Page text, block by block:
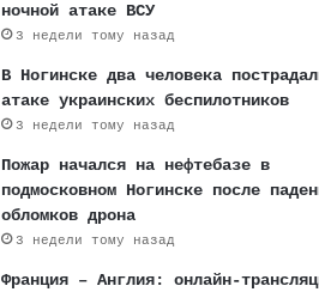
ночной атаке ВСУ
3 недели тому назад
В Ногинске два человека
атаке украинских беспилотников
3 недели тому назад
Пожар начался на нефтебазе в
подмосковном Ногинске после
обломков дрона
3 недели тому назад
Франция – Англия: онлайн-